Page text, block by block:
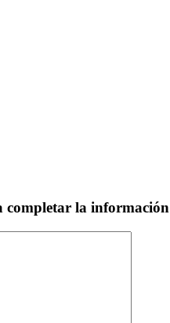
completar la información